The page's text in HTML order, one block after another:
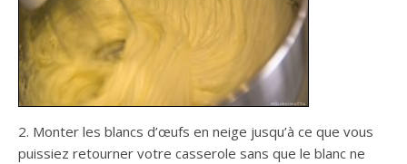
2. Monter les blancs d’œufs en neige jusqu’à ce que vous
puissiez retourner votre casserole sans que le blanc ne